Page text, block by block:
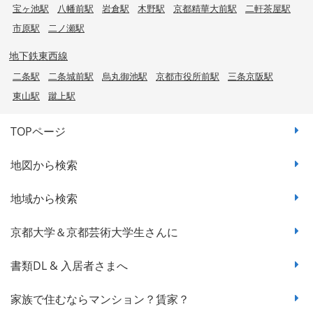
宝ヶ池駅 八幡前駅 岩倉駅 木野駅 京都精華大前駅
二軒茶屋駅
市原駅
二ノ瀬駅
地下鉄東西線
二条駅 二条城前駅 烏丸御池駅 京都市役所前駅
三条京阪駅
東山駅
蹴上駅
TOPページ
地図から検索
地域から検索
京都大学＆京都芸術大学生さんに
書類DL & 入居者さまへ
家族で住むならマンション？賃家？